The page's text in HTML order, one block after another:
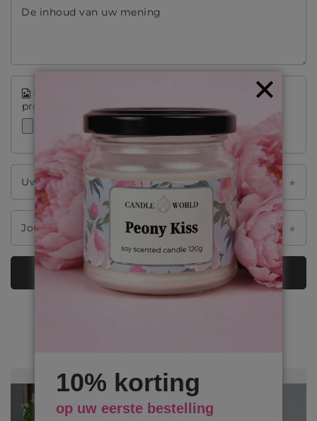
De inhoud van uw mening
productfoto toe:
Uw naammię
Jouw email
Feedback verzenden
10% korting
op uw eerste bestelling